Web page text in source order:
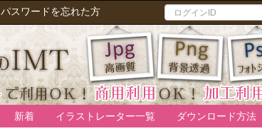
パスワードを忘れた方
新着 イラストレーター一覧 ダウンロード方法